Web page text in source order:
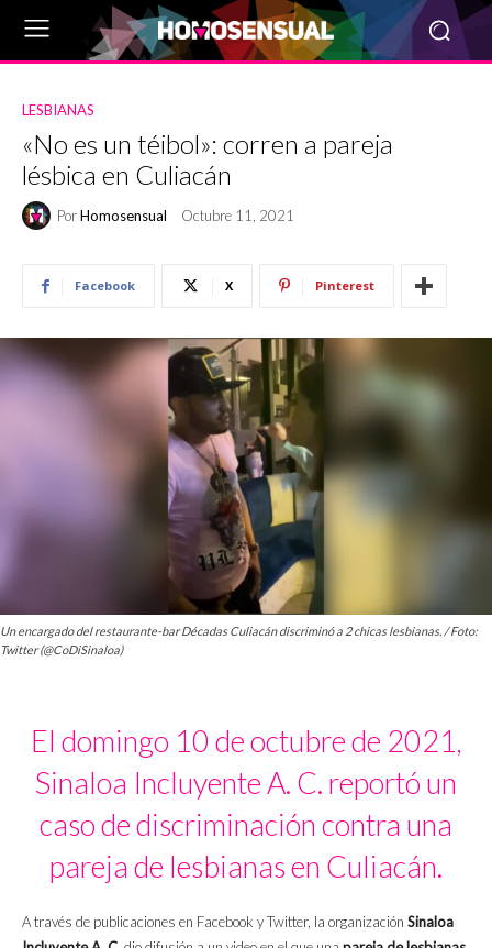
LESBIANAS
«No es un téibol»: corren a pareja
lésbica en Culiacán
PorHomosensual Octubre 11, 2021
Facebook X Pinterest
Un encargado del restaurante-bar Décadas Culiacán discriminó a 2 chicas lesbianas. / Foto:
Twitter (@CoDiSinaloa)
El domingo 10 de octubre de 2021,
Sinaloa Incluyente A. C. reportó un
caso de discriminación contra una
pareja de lesbianas en Culiacán.
A través de publicaciones en Facebook y Twitter, la organización Sinaloa